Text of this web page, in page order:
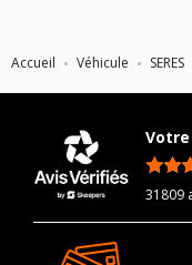
Accueil Véhicule SERES
31809